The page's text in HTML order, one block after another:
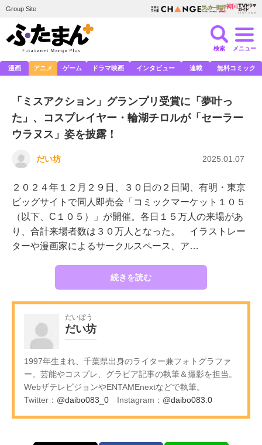
Group Site
検索 メニュー
漫画 アニメ ゲーム ドラマ映画 インタビュー 連載 無料コミック
「ミスアクション」グランプリ受賞に「夢叶っ
た」、コスプレイヤー・輪湖チロルが「セーラー
ウラヌス」姿を披露！
だい坊 2025.01.07
２０２４年１２月２９日、３０日の２日間、有明・東京
ビッグサイトで同人即売会「コミックマーケット１０５
（以下、C１０５）」が開催。各日１５万人の来場があ
り、合計来場者数は３０万人となった。 イラストレー
ターや漫画家によるサークルスペース、ア…
続きを読む
だいぼう
だい坊
1997年生まれ、千葉県出身のライター兼フォトグラファ
ー。芸能やコスプレ、グラビア記事の執筆＆撮影を担当。
WebザテレビジョンやENTAMEnextなどで執筆。
Twitter： @daibo083_0 Instagram： @daibo083.0